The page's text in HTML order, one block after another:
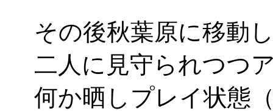
その後秋葉原に移動
二人に見守られつつ
何か晒しプレイ状態